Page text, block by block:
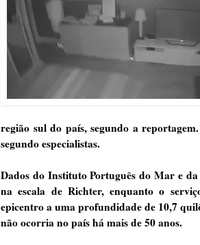
região sul do país, segundo a
segundo especialistas.
Dados do Instituto Português do Mar e
na escala de Richter, enquanto o
epicentro a uma profundidade de 10,7
não ocorria no país há mais de 50 anos.